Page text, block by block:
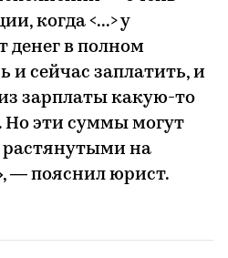
когда <...> у
денег в полном
и сейчас заплатить, и
зарплаты какую-то
Но эти суммы могут
на
— пояснил юрист.